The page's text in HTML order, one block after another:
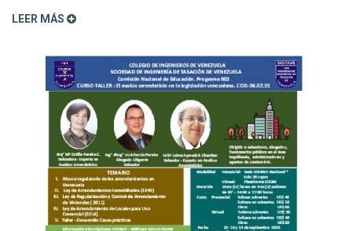
LEER MÁS